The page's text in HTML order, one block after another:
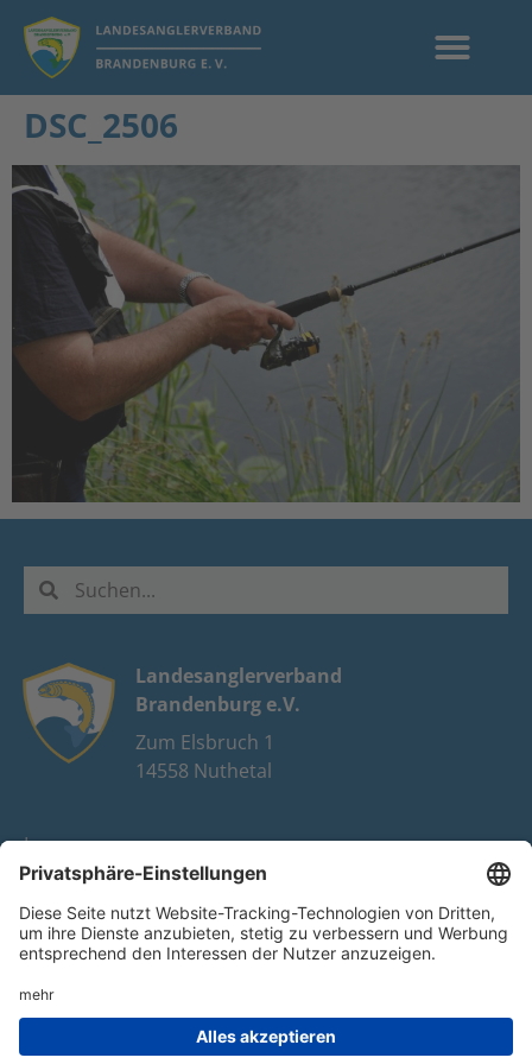
DSC_2506
Landesanglerverband
Brandenburg e.V.
Zum Elsbruch 1
14558 Nuthetal
Impressum
Datenschutz
FAQ